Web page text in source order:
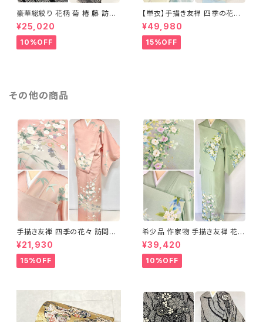
豪華総絞り 花柄 菊 椿 藤 訪問
着 鹿の子絞り ラメ 正絹 黒 白
グレー 1435
¥25,020
10%OFF
【単衣】手描き友禅 四季の花々
正絹 訪問着 水色 黄緑 白 パス
テルカラー 1431
¥49,980
15%OFF
その他の商品
手描き友禅 四季の花々 訪問着
袷 正絹 サーモンピンク クリー
ム 白 桃花色 1434
¥21,930
15%OFF
希少品 作家物 手描き友禅 花鳥
文 椿 沈丁花 訪問着 正絹 袷 黄
緑 青 白 1418
¥39,420
10%OFF